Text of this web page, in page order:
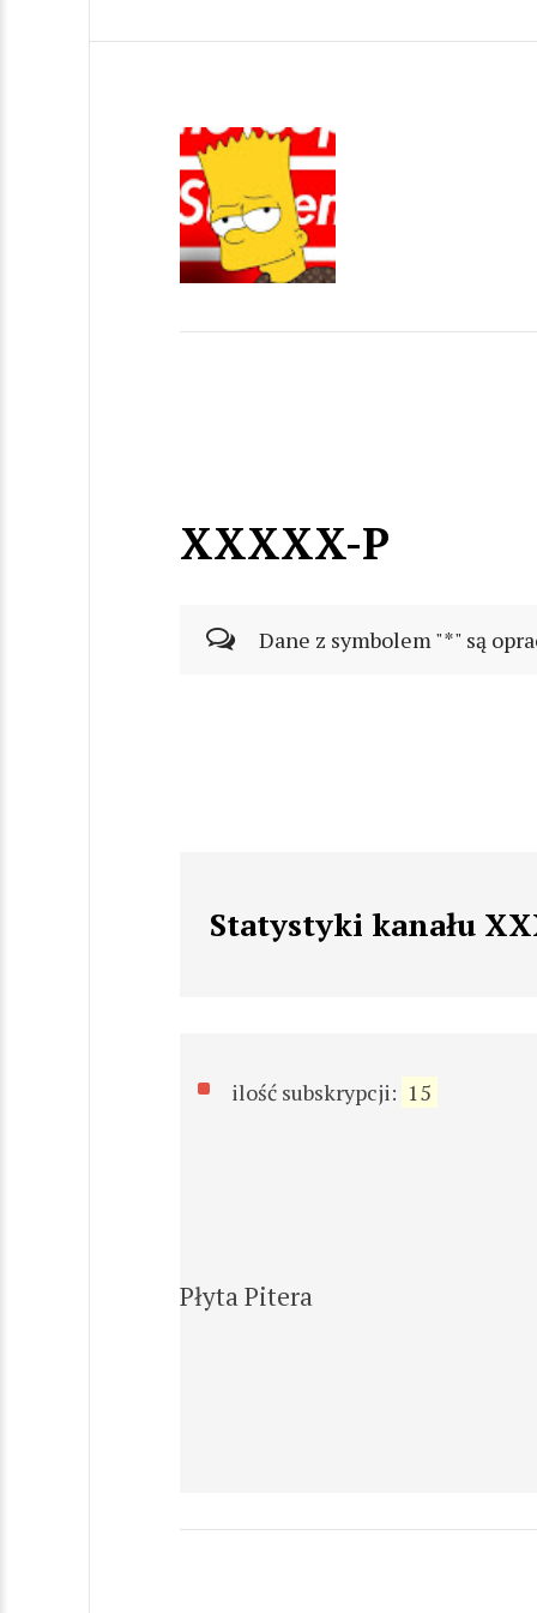
XXXXX-P
Dane z symbolem "*" są
Statystyki kanału
ilość subskrypcji: 15
Płyta Pitera